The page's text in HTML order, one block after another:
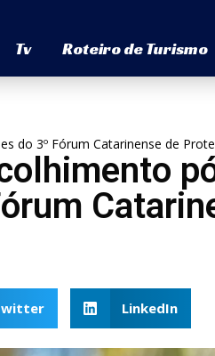
Tv Roteiro de Turismo
do 3º Fórum Catarinense de
LinkedIn